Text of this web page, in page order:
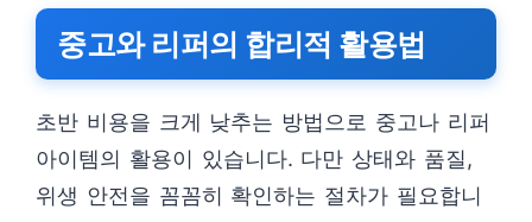
중고와 리퍼의 합리적 활용법
초반 비용을 크게 낮추는 방법으로 중고나 리퍼
아이템의 활용이 있습니다. 다만 상태와 품질,
위생 안전을 꼼꼼히 확인하는 절차가 필요합니